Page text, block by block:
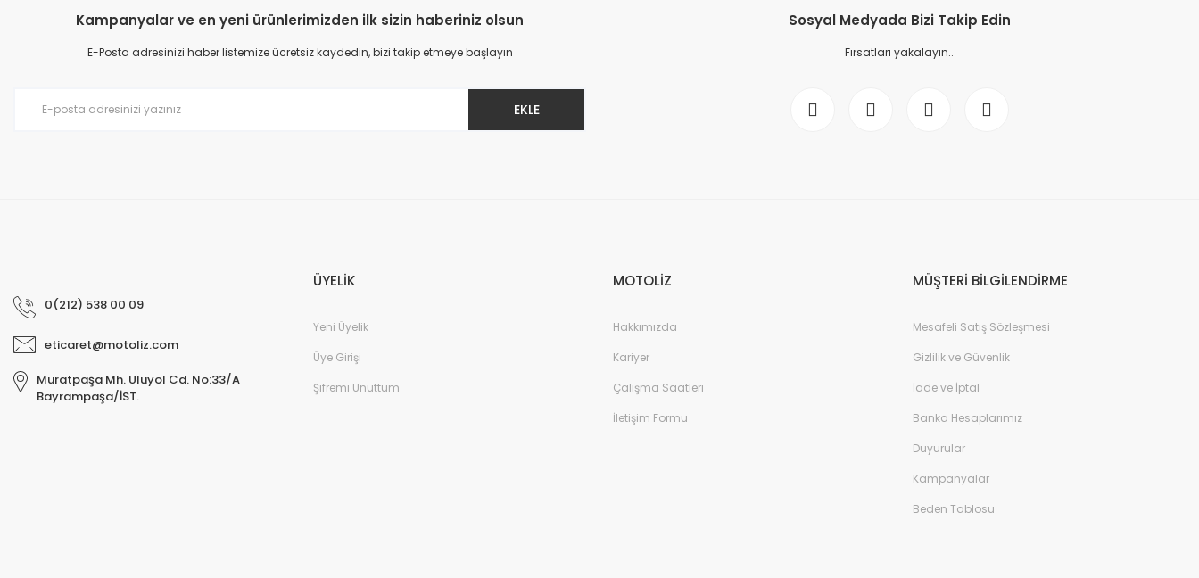
Kampanyalar ve en yeni ürünlerimizden ilk sizin haberiniz olsun
E-Posta adresinizi haber listemize ücretsiz kaydedin, bizi takip etmeye başlayın
EKLE
Sosyal Medyada Bizi Takip Edin
Fırsatları yakalayın..
0(212) 538 00 09
eticaret@motoliz.com
Muratpaşa Mh. Uluyol Cd. No:33/A
Bayrampaşa/İST.
ÜYELİK
Yeni Üyelik
Üye Girişi
Şifremi Unuttum
MOTOLİZ
Hakkımızda
Kariyer
Çalışma Saatleri
İletişim Formu
MÜŞTERİ BİLGİLENDİRME
Mesafeli Satış Sözleşmesi
Gizlilik ve Güvenlik
İade ve İptal
Banka Hesaplarımız
Duyurular
Kampanyalar
Beden Tablosu